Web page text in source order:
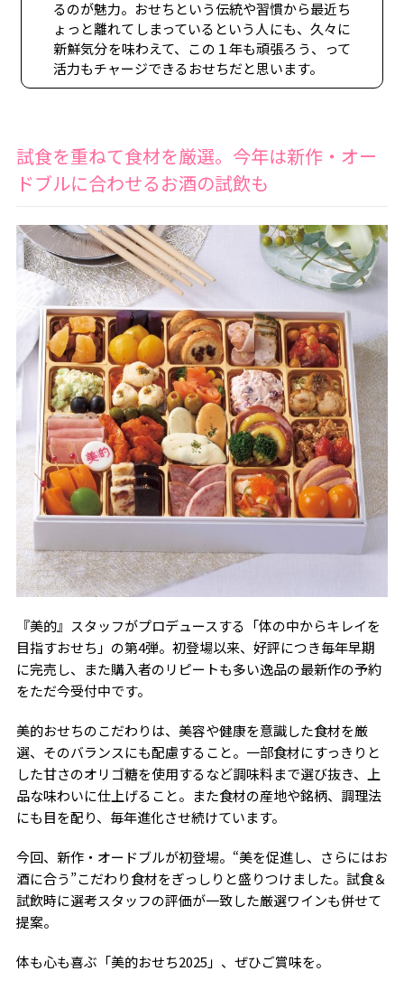
るのが魅力。おせちという伝統や習慣から最近ち
ょっと離れてしまっているという人にも、久々に
新鮮気分を味わえて、この１年も頑張ろう、って
活力もチャージできるおせちだと思います。
試食を重ねて食材を厳選。今年は新作・オー
ドブルに合わせるお酒の試飲も
『美的』スタッフがプロデュースする「体の中からキレイを
目指すおせち」の第4弾。初登場以来、好評につき毎年早期
に完売し、また購入者のリピートも多い逸品の最新作の予約
をただ今受付中です。
美的おせちのこだわりは、美容や健康を意識した食材を厳
選、そのバランスにも配慮すること。一部食材にすっきりと
した甘さのオリゴ糖を使用するなど調味料まで選び抜き、上
品な味わいに仕上げること。また食材の産地や銘柄、調理法
にも目を配り、毎年進化させ続けています。
今回、新作・オードブルが初登場。“美を促進し、さらにはお
酒に合う”こだわり食材をぎっしりと盛りつけました。試食＆
試飲時に選考スタッフの評価が一致した厳選ワインも併せて
提案。
体も心も喜ぶ「美的おせち2025」、ぜひご賞味を。